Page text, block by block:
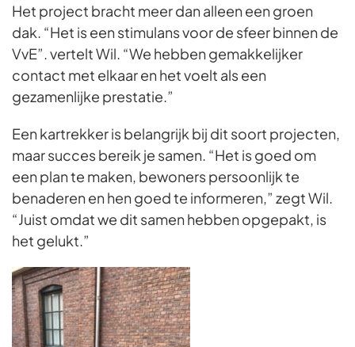
Het project bracht meer dan alleen een groen
dak. “Het is een stimulans voor de sfeer binnen de
VvE”. vertelt Wil. “We hebben gemakkelijker
contact met elkaar en het voelt als een
gezamenlijke prestatie.”
Een kartrekker is belangrijk bij dit soort projecten,
maar succes bereik je samen. “Het is goed om
een plan te maken, bewoners persoonlijk te
benaderen en hen goed te informeren,” zegt Wil.
“Juist omdat we dit samen hebben opgepakt, is
het gelukt.”